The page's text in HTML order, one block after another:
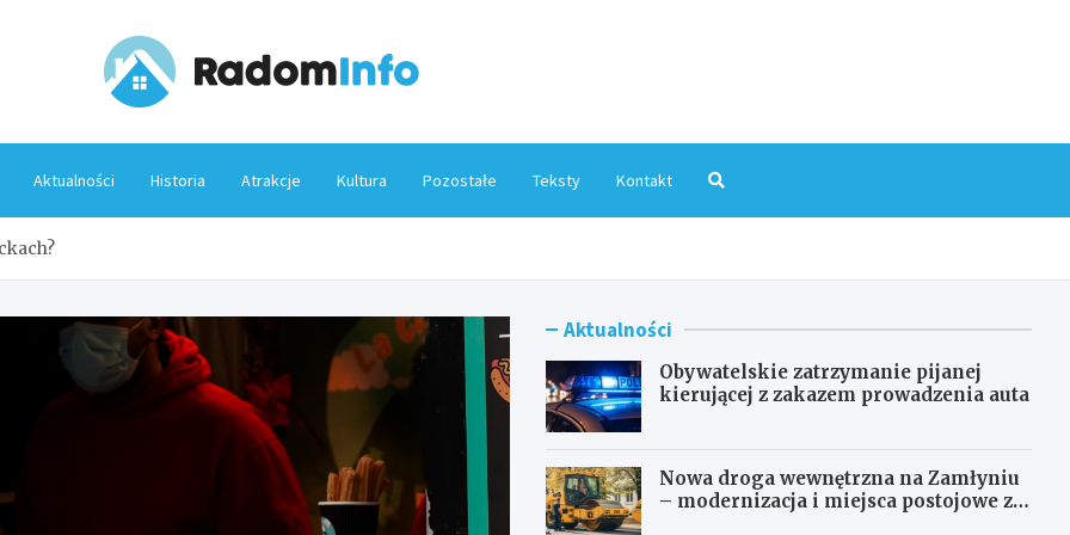
Aktualności Historia Atrakcje Kultura Pozostałe Teksty Kontakt
Aktualności
Obywatelskie zatrzymanie pijanej
kierującej z zakazem prowadzenia auta
Nowa droga wewnętrzna na Zamłyniu
– modernizacja i miejsca postojowe za